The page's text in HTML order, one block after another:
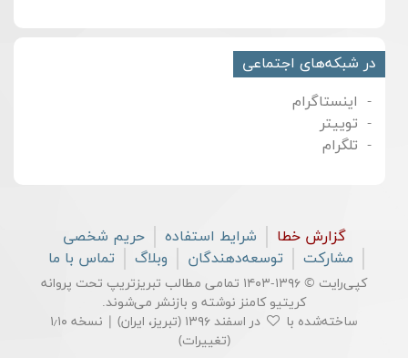
در شبکه‌های اجتماعی
اینستاگرام
توییتر
تلگرام
گزارش خطا شرایط استفاده
حریم شخصی
مشارکت
توسعه‌دهندگان وبلاگ تماس با ما
کپی‌رایت © ۱۳۹۶-۱۴۰۳ تمامی مطالب تبریزتریپ تحت پروانه
کریتیو کامنز نوشته و بازنشر می‌شوند.
ساخته‌شده با
در اسفند ۱۳۹۶ (تبریز، ایران) | نسخه ۱٫۱۰
(تغییرات)